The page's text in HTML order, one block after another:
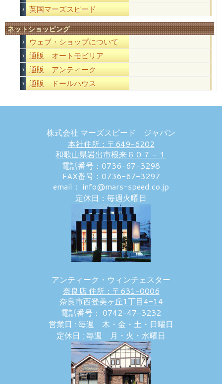
英国マーズスピード
ネットショッピング
ウェブ・ショップについて
通販 オートモビリア
通販 アンティーク
通販 ドールハウス
株式会社 マーズスピード ジャパン
本社住所：〒649-6202
和歌山県岩出市根来６０７－１
電話番号：0736-67-3298
FAX番号：0736-67-3297
email： info@mars-speed.co.jp
定休日：毎週火曜日
アンティーク・ウィンチェスター
奈良店 住所：〒631-0006
奈良市西登美ヶ丘1丁目4-14
電話番号： 0742-47-3232
営業日 : 毎週 木・金・土・日曜日
定休日 : 毎週 月・火・水曜日